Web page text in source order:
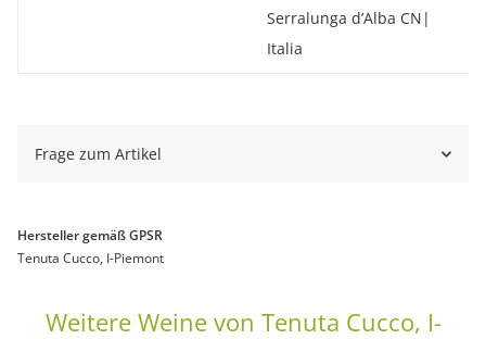
Serralunga d’Alba CN|
Italia
Frage zum Artikel
Hersteller gemäß GPSR
Tenuta Cucco, I-Piemont
Weitere Weine von Tenuta Cucco, I-